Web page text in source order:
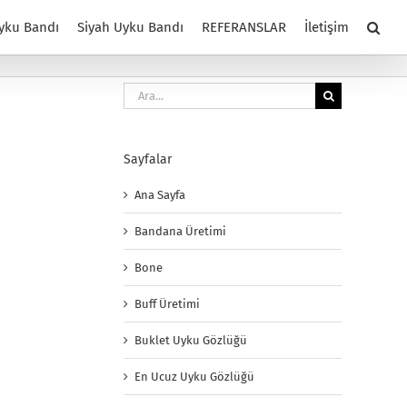
Bandı Siyah Uyku Bandı REFERANSLAR İletişim
Ara:
Sayfalar
Ana Sayfa
Bandana Üretimi
Bone
Buff Üretimi
Buklet Uyku Gözlüğü
En Ucuz Uyku Gözlüğü